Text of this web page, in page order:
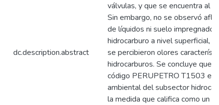
dc.description.abstract
válvulas, y que se encuentra al
Sin embargo, no se observó
de líquidos ni suelo impregnado
hidrocarburo a nivel superficial,
se percibieron olores
hidrocarburos. Se concluye que
código PERUPETRO T1503 es
ambiental del subsector
la medida que califica como un